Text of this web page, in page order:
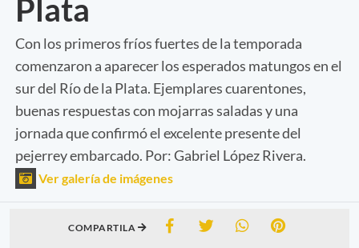
Plata
Con los primeros fríos fuertes de la temporada
comenzaron a aparecer los esperados matungos en el
sur del Río de la Plata. Ejemplares cuarentones,
buenas respuestas con mojarras saladas y una
jornada que confirmó el excelente presente del
pejerrey embarcado. Por: Gabriel López Rivera.
Ver galería de imágenes
COMPARTILA